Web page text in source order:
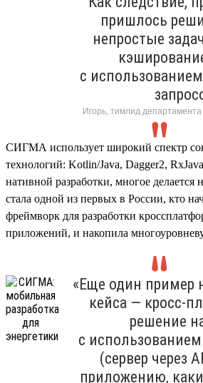
пришлось
непростые
с
Игорь, тимлид
СИГМА использует широкий спектр
технологий: Kotlin/Java, Dagger2,
нативной разработки, многое
стала одной из первых в России, кто
фреймворк для разработки
приложений, и накопила
«Еще один пример
кейса — кросс-
решение
с использованием
(сервер через
приложению,